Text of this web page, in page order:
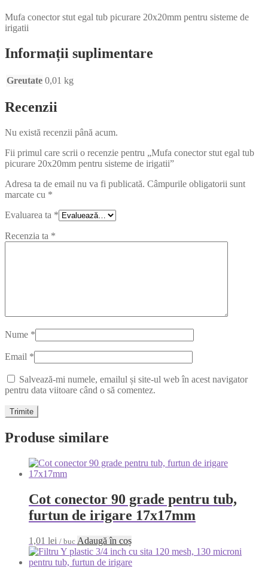
Mufa conector stut egal tub picurare 20x20mm pentru sisteme de
irigatii
Informații suplimentare
Greutate 0,01 kg
Recenzii
Nu există recenzii până acum.
Fii primul care scrii o recenzie pentru „Mufa conector stut egal tub
picurare 20x20mm pentru sisteme de irigatii”
Adresa ta de email nu va fi publicată. Câmpurile obligatorii sunt
marcate cu *
Evaluarea ta *
Recenzia ta *
Nume *
Email *
Salvează-mi numele, emailul și site-ul web în acest navigator
pentru data viitoare când o să comentez.
Produse similare
Cot conector 90 grade pentru tub,
furtun de irigare 17x17mm
1,01 lei / buc Adaugă în coș